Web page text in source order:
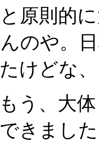
原則的
のや。
けどな
、大体
きまし